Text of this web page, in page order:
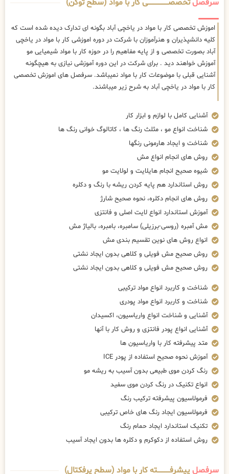
سرفصلتخصصــــــــــــــــــــی کار با مواد (سطح توکن)
اموزش تخصصی کار با مواد در یاخچی آباد بگونه ای تدارک دیده شده است که
کلیه دانشپذیران و هنرآموزان با شرکت در دوره اموزشی کار با مواد در یاخچی
آباد بصورت تخصصی و از پایه مفاهیم را در حوزه کار با مواد شیمیایی مو
آموزش خواهند دید . برای شرکت در این دوره آموزشی نیازی به هیچگونه
آشنایی قبلی با موضوعات کار با مواد نمیباشد. سرفصل های اموزش تخصصی
کار با مواد در یاخچی آباد به شرح زیر میباشند.
آشنایی کامل با لوازم و ابزار کار
شناخت انواع مو ، مثلث رنگ ها ، کاتالوگ خوانی رنگ ها
شناخت و ایجاد هارمونی رنگها
روش های انجام انواع مش
شیوه صحیح انجام هایلایت و لولایت مو
روش استاندارد هم پایه کردن ریشه با رنگ و دکلره
روش های انجام دکلره، نحوه صحیح شارژ
آموزش استاندارد انواع لایت اصلی و فانتزی
مش آمبره (روسی-برزیلی) سامبره، بامبره، بالیاژ مش
انواع روش های نوین تقسیم بندی مش
روش صحیح مش فویلی و کلاهی بدون ایجاد نشتی
روش صحیح مش فویلی و کلاهی بدون ایجاد نشتی
شناخت و کاربرد انواع مواد ترکیبی
شناخت و کاربرد انواع مواد پودری
آشنایی و شناخت انواع واریاسیون، اکسیدان
آشنایی انواع پودر فانتزی و روش کار با آنها
متد پیشرفته کار با واریاسیون ها
آموزش نحوه صحیح استفاده از پودر ICE
رنگ کردن موی طبیعی بدون آسیب به ریشه مو
انواع تکنیک در رنگ کردن موی سفید
فرمولاسیون پیشرفته ترکیب رنگ
فرمولاسیون ایجاد رنگ های خاص ترکیبی
تکنیک استاندارد ایجاد حمام رنگ
روش استفاده از دکوکرم و دکلره ها بدون ایجاد آسیب
سرفصلپیشرفــــــــــــته کار با مواد (سطح پرفکتال)